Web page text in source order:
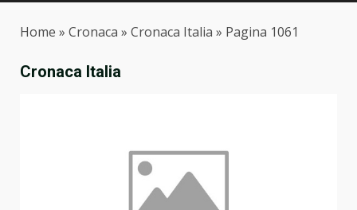
Home » Cronaca » Cronaca Italia » Pagina 1061
Cronaca Italia